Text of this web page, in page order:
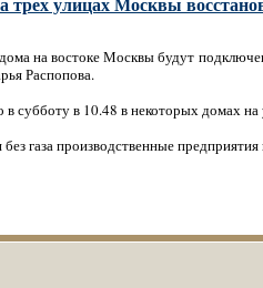
на востоке Москвы будут
Распопова.
субботу в 10.48 в некоторых домах
газа производственные